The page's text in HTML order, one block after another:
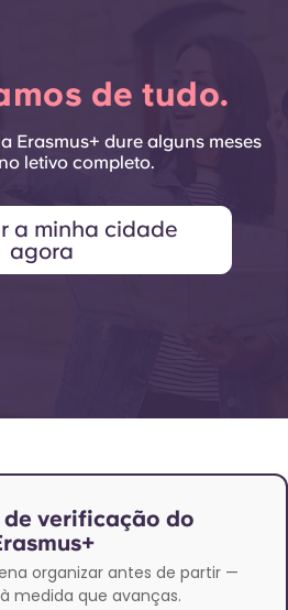
de tudo.
Erasmus+ dure alguns meses
letivo completo.
a minha cidade
agora
verificação do
organizar antes de partir —
medida que avanças.